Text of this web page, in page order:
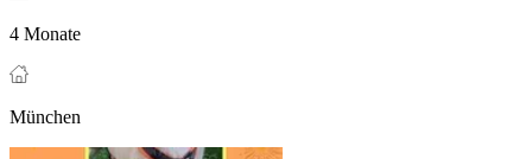
4 Monate
München